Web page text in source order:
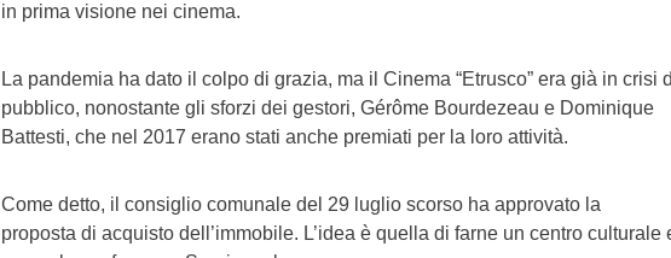
in prima visione nei cinema.
La pandemia ha dato il colpo di grazia, ma il Cinema “Etrusco” era già in crisi
pubblico, nonostante gli sforzi dei gestori, Gérôme Bourdezeau e Dominique
Battesti, che nel 2017 erano stati anche premiati per la loro attività.
Come detto, il consiglio comunale del 29 luglio scorso ha approvato la
proposta di acquisto dell’immobile. L’idea è quella di farne un centro culturale